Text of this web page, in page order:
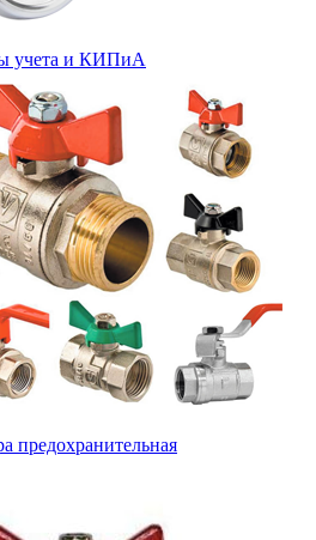
учета и КИПиА
предохранительная